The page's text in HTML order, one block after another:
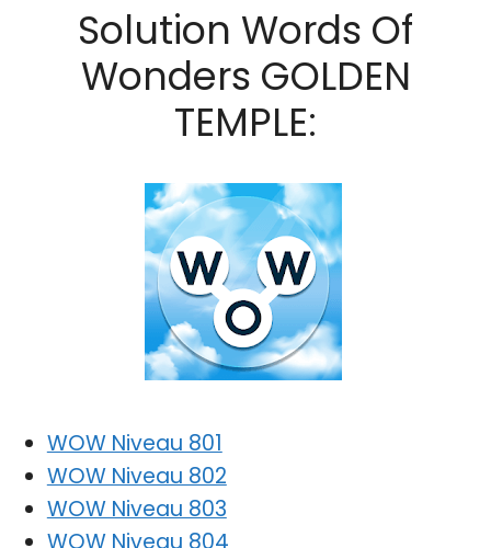
Solution Words Of
Wonders GOLDEN
TEMPLE:
WOW Niveau 801
WOW Niveau 802
WOW Niveau 803
WOW Niveau 804